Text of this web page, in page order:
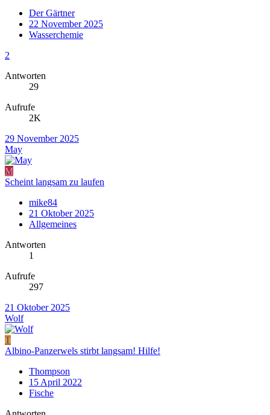
Der Gärtner
22 November 2025
Wasserchemie
2
Antworten
29
Aufrufe
2K
29 November 2025
May
M
Scheint langsam zu laufen
mike84
21 Oktober 2025
Allgemeines
Antworten
1
Aufrufe
297
21 Oktober 2025
Wolf
T
Albino-Panzerwels stirbt langsam! Hilfe!
Thompson
15 April 2022
Fische